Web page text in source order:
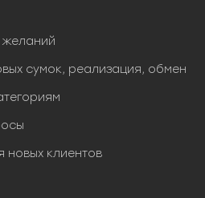
желаний
сумок, реализация, обмен
клиентов